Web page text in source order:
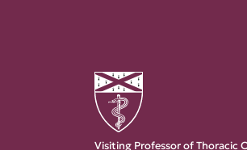
Visiting Professor of Thoracic